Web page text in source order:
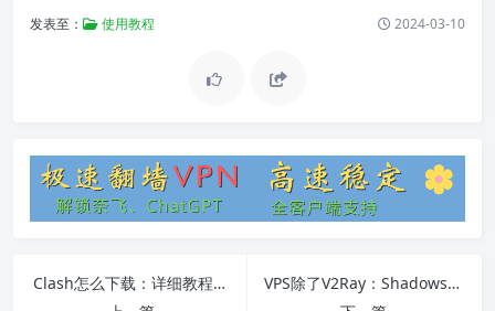
发表至： 使用教程 2024-03-10
Clash怎么下载：详细教程和常见问题解答
VPS除了V2Ray：Shadowsocks、Clash等替代方案及教程